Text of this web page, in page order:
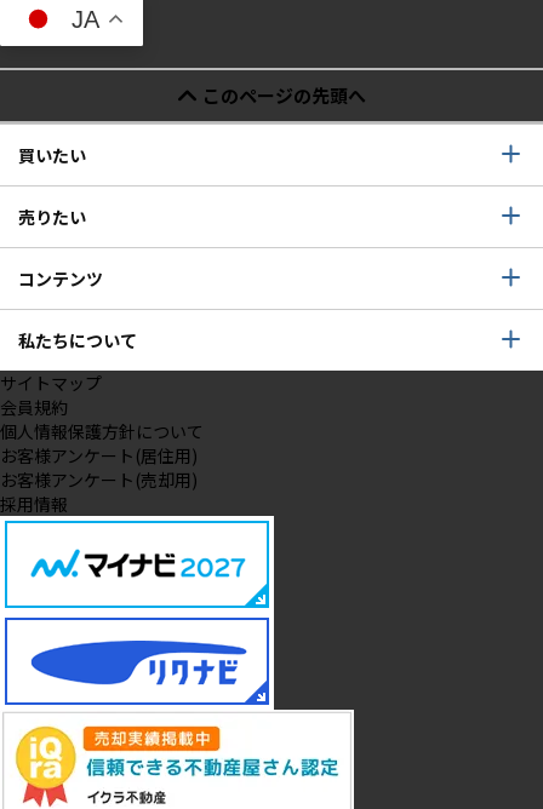
JA
このページの先頭へ
買いたい
売りたい
コンテンツ
私たちについて
サイトマップ
会員規約
個人情報保護方針について
お客様アンケート(居住用)
お客様アンケート(売却用)
採用情報